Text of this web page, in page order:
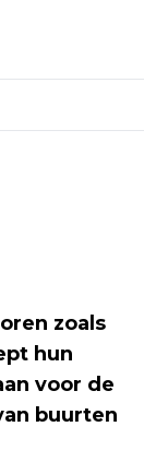
zoals
hun
voor de
buurten